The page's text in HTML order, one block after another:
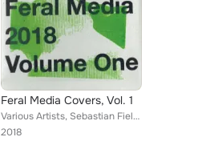
Feral Media Covers, Vol. 1
Various Artists, Sebastian Field, Reuben Ingall, Aphir, Bilby, Lucy Roleff, Pascal Babare
2018